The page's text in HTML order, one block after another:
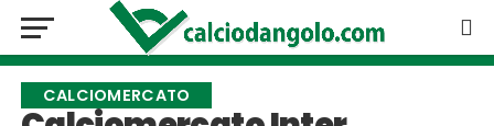
CALCIOMERCATO